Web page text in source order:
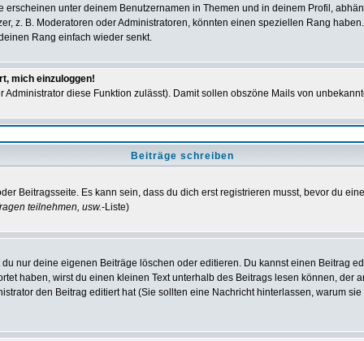
unter deinem Benutzernamen in Themen und in deinem Profil,
z. B. Moderatoren oder Administratoren, könnten einen speziellen Rang
Rang einfach wieder senkt.
mich einzuloggen!
diese Funktion zulässt). Damit sollen obszöne Mails von
Beiträge schreiben
Beitragsseite. Es kann sein, dass du dich erst registrieren musst, bevor du
teilnehmen, usw.-Liste)
nur deine eigenen Beiträge löschen oder editieren. Du kannst einen Beitrag
haben, wirst du einen kleinen Text unterhalb des Beitrags lesen können, der
den Beitrag editiert hat (Sie sollten eine Nachricht hinterlassen, warum